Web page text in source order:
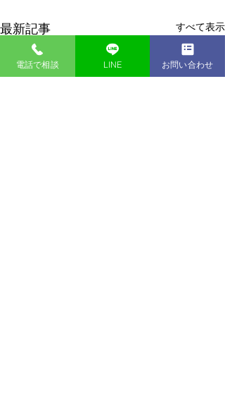
最新記事 すべて表示
電話で相談 LINE お問い合わせ